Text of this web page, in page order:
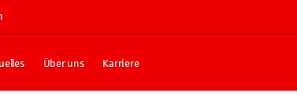
Über uns Karriere